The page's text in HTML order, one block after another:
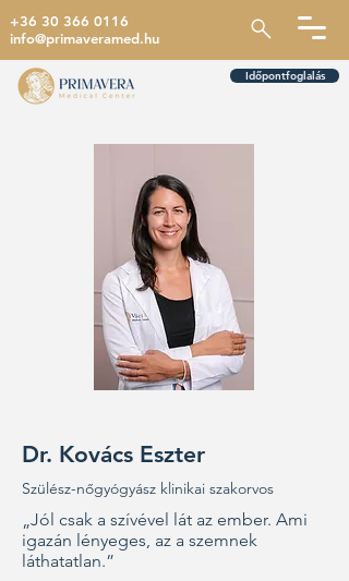
+36 30 366 0116
info@primaveramed.hu
Időpontfoglalás
Dr. Kovács Eszter
Szülész-nőgyógyász klinikai szakorvos
„Jól csak a szívével lát az ember. Ami
igazán lényeges, az a szemnek
láthatatlan.”